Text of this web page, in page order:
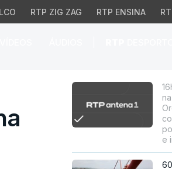
RTP ZIG ZAG RTP ENSINA
Igreja
e